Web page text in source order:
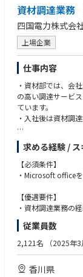
ばれる、Amazonの
者の自宅に商品を
を委託するのでは
り組みを行っており
EC(及び各種通信販
ストマイルを行う
っています。コロ
足の問題などもあ
デルの構築は社会
り、北米からスタ
め、各方面から大
AMZLとしては、自
て、Amazonを利用
Experience（顧客
ューを引き上げて
現在このAMZLに
宅に昇進を届ける
務をご担当いただ
勤務地は日本全国
とが可能です（詳
また、4勤3休の勤
詳細は下記をご確認
【ポジション詳細】
■弊社からAmazon
アプリケーション
ご入力いただいて
ご入力いただくよ
資材調達業務
四国電力株式会
上場企業
仕事内容
・資材部では、会
の高い調達サービ
ています。
・入社後は資材調
【具体的には】
・資材調達戦略の立
・個別調達計画の策
・物品・工事・業
・子会社の資材調
求める経験 / ス
【必須条件】
・Microsoft office
【優遇要件】
・資材調達業務の
・社内外の折衝、調
・コミュニケーショ
従業員数
2,121名 （2025年3
香川県